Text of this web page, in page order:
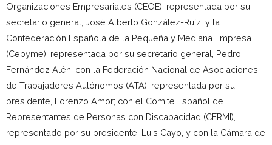
Organizaciones Empresariales (CEOE), representada por su
secretario general, José Alberto González-Ruíz, y la
Confederación Española de la Pequeña y Mediana Empresa
(Cepyme), representada por su secretario general, Pedro
Fernández Alén; con la Federación Nacional de Asociaciones
de Trabajadores Autónomos (ATA), representada por su
presidente, Lorenzo Amor; con el Comité Español de
Representantes de Personas con Discapacidad (CERMI),
representado por su presidente, Luis Cayo, y con la Cámara de